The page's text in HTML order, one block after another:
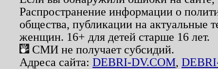
Распространение информации о
общества, публикации на актуальные
женщин. 16+ для детей старше 16 лет.
СМИ не получает субсидий.
Адреса сайта: DEBRI-DV.COM,